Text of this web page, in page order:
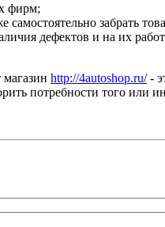
фирм;
забрать
дефектов и на их
http://4autoshop.ru/-
потребности того или